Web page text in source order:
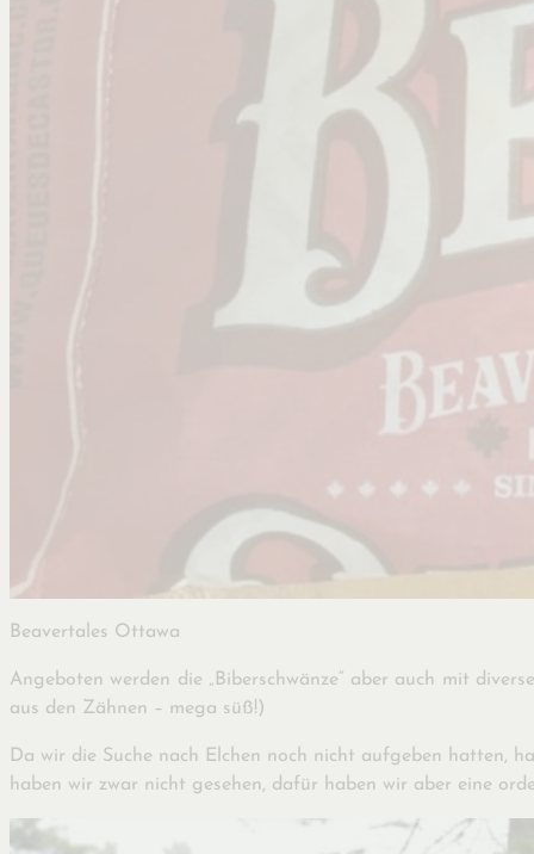
Beavertales Ottawa
Angeboten werden die „Biberschwänze“ aber auch mit
aus den Zähnen – mega süß!)
Da wir die Suche nach Elchen noch nicht aufgeben hatten,
haben wir zwar nicht gesehen, dafür haben wir aber eine